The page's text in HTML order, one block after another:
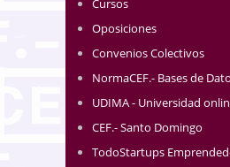
Oposiciones
Convenios Colectivos
NormaCEF.- Bases de
UDIMA - Universidad
CEF.- Santo Domingo
TodoStartups